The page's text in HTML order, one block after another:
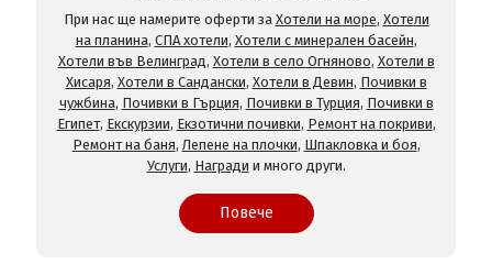
При нас ще намерите оферти за Хотели на море, Хотели
на планина, СПА хотели, Хотели с минерален басейн,
Хотели във Велинград, Хотели в село Огняново, Хотели в
Хисаря, Хотели в Сандански, Хотели в Девин, Почивки в
чужбина, Почивки в Гърция, Почивки в Турция, Почивки в
Египет, Екскурзии, Екзотични почивки, Ремонт на покриви,
Ремонт на баня, Лепене на плочки, Шпакловка и боя,
Услуги, Награди и много други.
Повече